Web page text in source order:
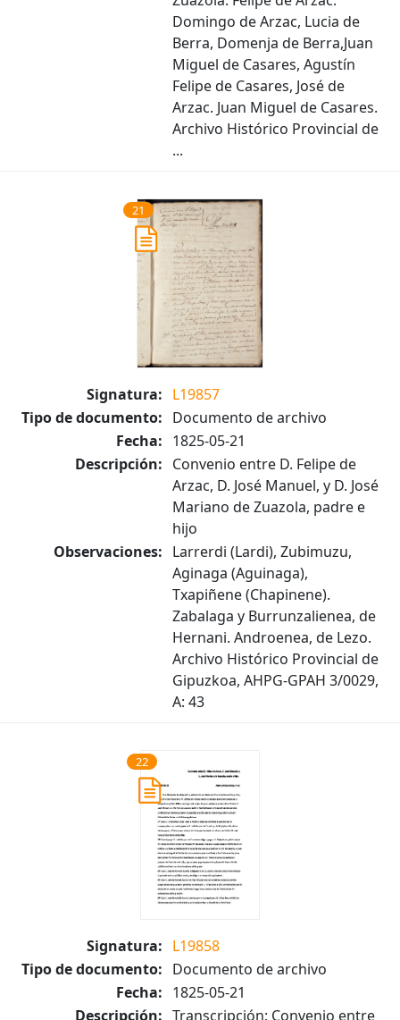
Domingo de Arzac, Lucia de
Berra, Domenja de Berra,Juan
Miguel de Casares, Agustín
Felipe de Casares, José de
Arzac. Juan Miguel de Casares.
Archivo Histórico Provincial de
...
21
Signatura: L19857
Tipo de documento: Documento de archivo
Fecha: 1825-05-21
Descripción: Convenio entre D. Felipe de
Arzac, D. José Manuel, y D. José
Mariano de Zuazola, padre e
hijo
Observaciones: Larrerdi (Lardi), Zubimuzu,
Aginaga (Aguinaga),
Txapiñene (Chapinene).
Zabalaga y Burrunzalienea, de
Hernani. Androenea, de Lezo.
Archivo Histórico Provincial de
Gipuzkoa, AHPG-GPAH 3/0029,
A: 43
22
Signatura: L19858
Tipo de documento: Documento de archivo
Fecha: 1825-05-21
Descripción: Transcripción: Convenio entre